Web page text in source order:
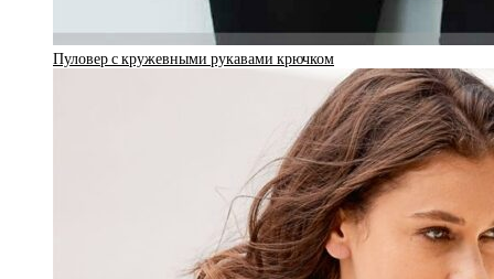
Пуловер с кружевными рукавами крючком